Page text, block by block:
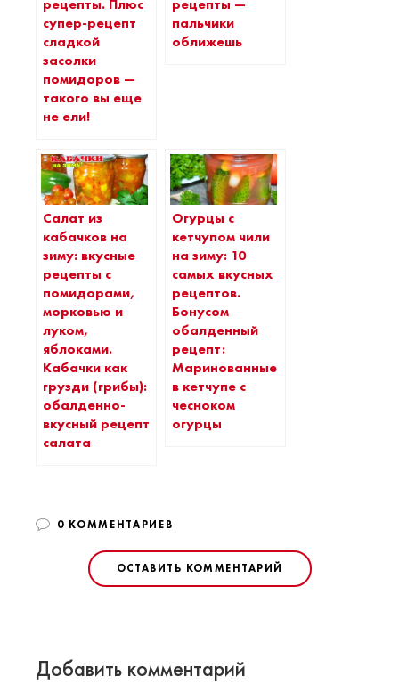
рецепты. Плюс
супер-рецепт
сладкой
засолки
помидоров —
такого вы еще
не ели!
рецепты —
пальчики
оближешь
Салат из
кабачков на
зиму: вкусные
рецепты с
помидорами,
морковью и
луком,
яблоками.
Кабачки как
грузди (грибы):
обалденно-
вкусный рецепт
салата
Огурцы с
кетчупом чили
на зиму: 10
самых вкусных
рецептов.
Бонусом
обалденный
рецепт:
Маринованные
в кетчупе с
чесноком
огурцы
0 КОММЕНТАРИЕВ
ОСТАВИТЬ КОММЕНТАРИЙ
Добавить комментарий